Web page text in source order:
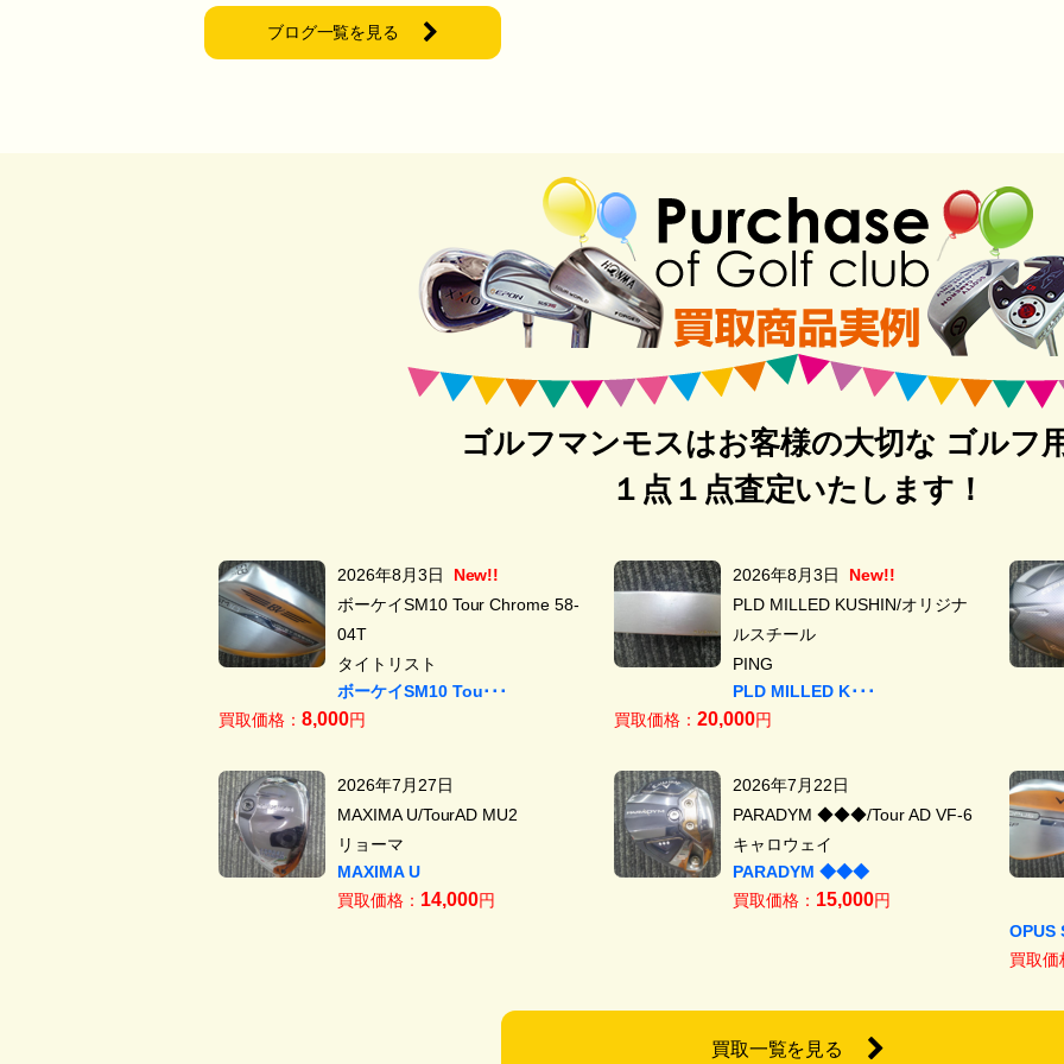
ブログ一覧を見る
ゴルフマンモスはお客様の大切な ゴルフ
１点１点査定いたします！
2026年8月3日
New!!
ボーケイSM10 Tour Chrome 58-
04T
タイトリスト
ボーケイSM10 Tou･･･
買取価格： 8,000円
2026年8月3日
New!!
PLD MILLED KUSHIN/オリジナ
ルスチール
PING
PLD MILLED K･･･
買取価格： 20,000円
2026年7月27日
MAXIMA U/TourAD MU2
リョーマ
MAXIMA U
買取価格： 14,000円
2026年7月22日
PARADYM ◆◆◆/Tour AD VF-6
キャロウェイ
PARADYM ◆◆◆
買取価格： 15,000円
OPUS
買取価
買取一覧を見る